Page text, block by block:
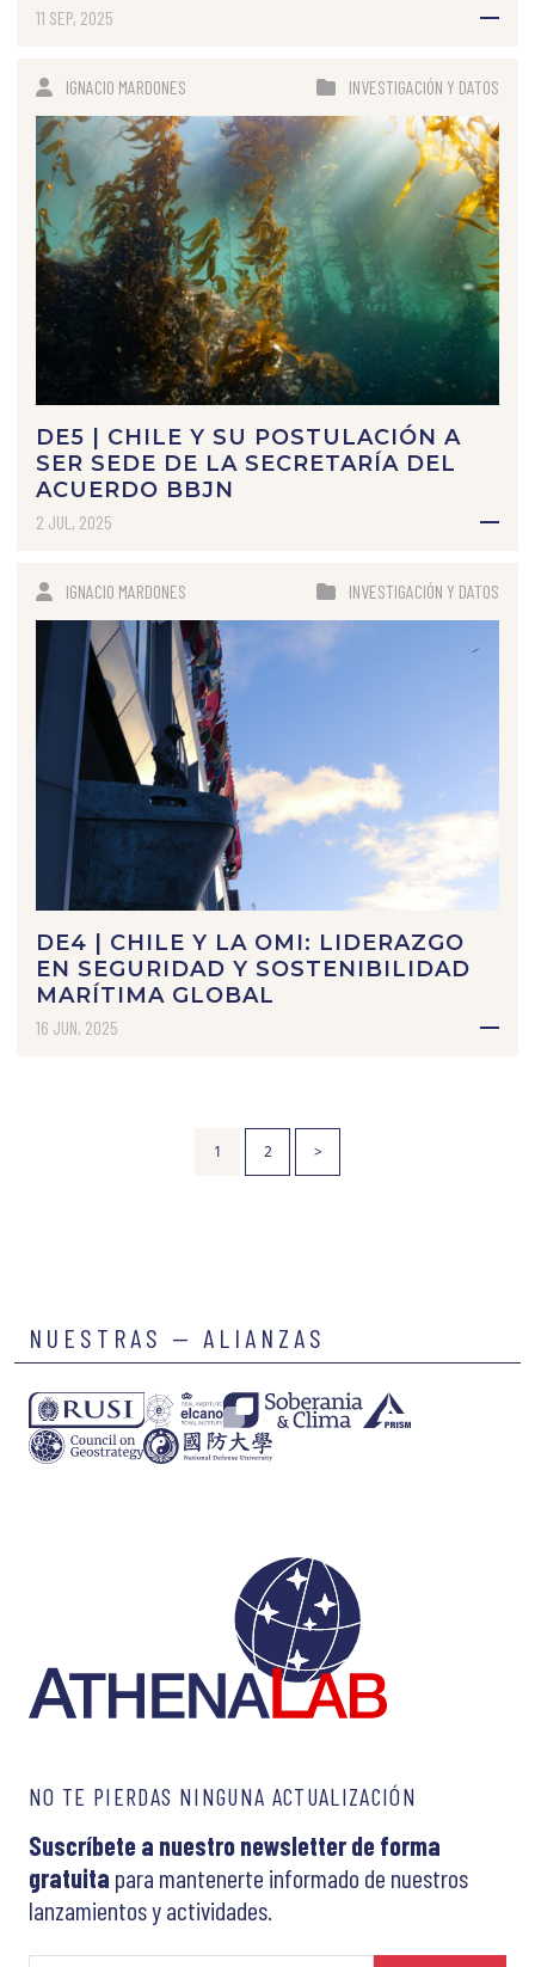
11 SEP, 2025
IGNACIO MARDONES INVESTIGACIÓN Y DATOS
DE5 | CHILE Y SU POSTULACIÓN A
SER SEDE DE LA SECRETARÍA DEL
ACUERDO BBJN
2 JUL, 2025
IGNACIO MARDONES INVESTIGACIÓN Y DATOS
DE4 | CHILE Y LA OMI: LIDERAZGO
EN SEGURIDAD Y SOSTENIBILIDAD
MARÍTIMA GLOBAL
16 JUN, 2025
1 2 >
NUESTRAS — ALIANZAS
NO TE PIERDAS NINGUNA ACTUALIZACIÓN
Suscríbete a nuestro newsletter de forma
gratuita para mantenerte informado de nuestros
lanzamientos y actividades.